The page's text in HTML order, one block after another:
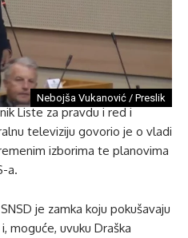
Nebojša Vukanović / Preslik
Liste za pravdu i red i
televiziju govorio je o vladi
izborima te planovima
a.
je zamka koju pokušavaju
moguće, uvuku Draška